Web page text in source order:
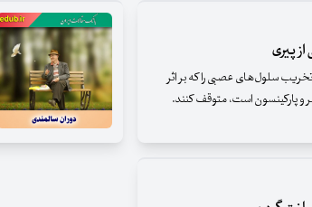
پیری
سلول‌های عصبی را که بر اثر
و پارکینسون است، متوقف کنند.